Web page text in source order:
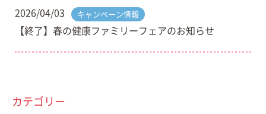
2026/04/03 キャンペーン情報
【終了】春の健康ファミリーフェアのお知らせ
カテゴリー